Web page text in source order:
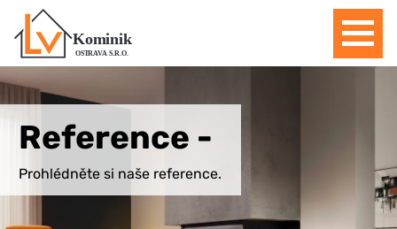
Reference -
Prohlédněte si naše reference.